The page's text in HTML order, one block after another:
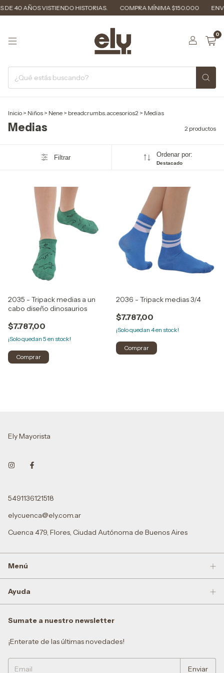
DE 40 AÑOS VISTIENDO HISTORIAS. COMPRA MÍNIMA $150.000
0
Inicio > Niños > Nene > breadcrumbs.accesorios2 > Medias
Medias 2 productos
Filtrar Ordenar por:
Destacado
2035 - Tripack medias a un
cabo diseño dinosaurios
$7.787,00
¡Solo quedan 5 en stock!
Comprar
2036 - Tripack medias 3/4
$7.787,00
¡Solo quedan 4en stock!
Comprar
Ely Mayorista
5491136121518
elycuenca@ely.com.ar
Cuenca 479, Flores, Ciudad Autónoma de Buenos Aires
Menú
Ayuda
Sumate a nuestro newsletter
¡Enterate de las últimas novedades!